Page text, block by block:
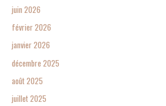
juin 2026
février 2026
janvier 2026
décembre 2025
août 2025
juillet 2025